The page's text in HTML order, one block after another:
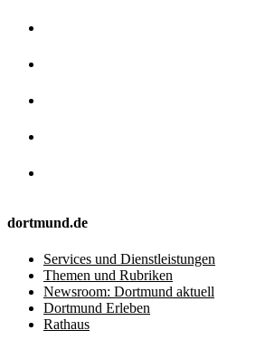
dortmund.de
Services und Dienstleistungen
Themen und Rubriken
Newsroom: Dortmund aktuell
Dortmund Erleben
Rathaus